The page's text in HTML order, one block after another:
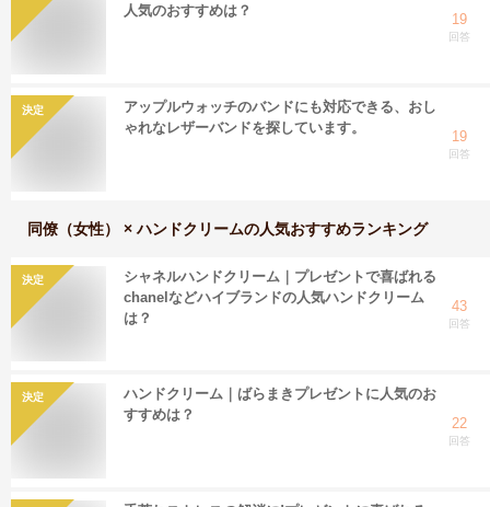
人気のおすすめは？
19
回答
決定
アップルウォッチのバンドにも対応できる、おし
ゃれなレザーバンドを探しています。
19
回答
同僚（女性） × ハンドクリームの人気おすすめランキング
決定
シャネルハンドクリーム｜プレゼントで喜ばれる
chanelなどハイブランドの人気ハンドクリーム
は？
43
回答
決定
ハンドクリーム｜ばらまきプレゼントに人気のお
すすめは？
22
回答